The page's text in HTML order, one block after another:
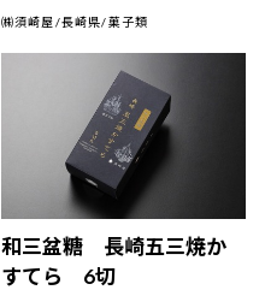
㈱須崎屋/長崎県/菓子類
和三盆糖 長崎五三焼か
すてら 6切